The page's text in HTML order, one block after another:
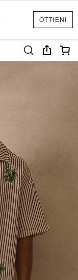
OTTIENI